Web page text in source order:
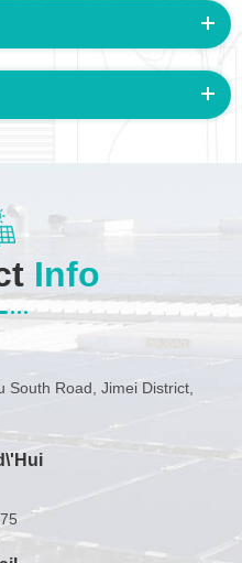
Info
South Road, Jimei District,